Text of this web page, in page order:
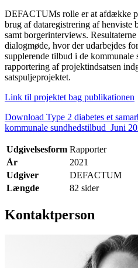
DEFACTUMs rolle er at afdække
brug af dataregistrering af henviste
samt borgerinterviews.
dialogmøde, hvor der udarbejdes
supplerende tilbud i de
rapportering af projektindsatsen
satspuljeprojektet.
Link til projektet bag publikationen
Download Type 2 diabetes et
kommunale sundhedstilbud_Juni
Udgivelsesform Rapporter
År
2021
Udgiver
DEFACTUM
Længde
82 sider
Kontaktperson